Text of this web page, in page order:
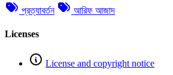
প্রত্যাবর্তন আরিফ আজাদ
Licenses
License and copyright notice